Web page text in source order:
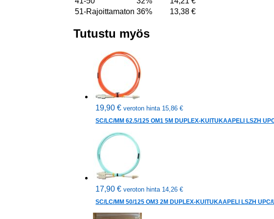
51-Rajoittamaton 36% 13,38€
Tutustu myös
19,90€ veroton hinta 15,86€
SC/LC/MM 62.5/125 OM1 5M DUPLEX-KUITUKAAPELI LSZH
17,90€ veroton hinta 14,26€
SC/LC/MM 50/125 OM3 2M DUPLEX-KUITUKAAPELI LSZH UPC/